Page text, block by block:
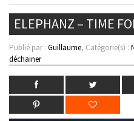
ELEPHANZ – TIME
Publié par : Guillaume, Catégorie(s) :
déchainer